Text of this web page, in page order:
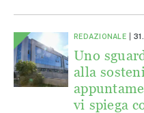
REDAZIONALE
Uno
alla
vi spiega